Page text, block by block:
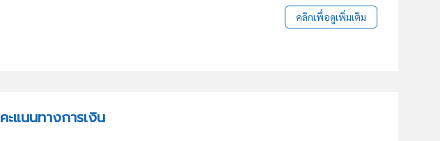
คลิกเพื่อดูเพิ่มเติม
คะแนนทางการเงิน